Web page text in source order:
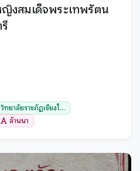
งสมเด็จพระเทพรัตน
ยาลัยราชภัฏเชียงใ...
ล้านนา